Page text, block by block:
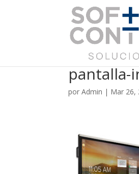
pantalla-
porAdmin | Mar 26,